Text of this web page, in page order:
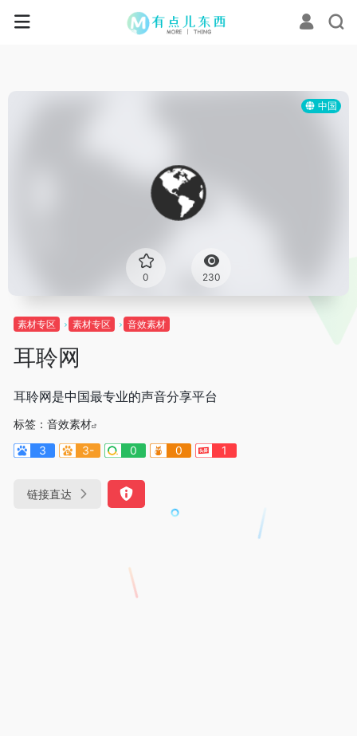
中国
0 230
素材专区 素材专区 音效素材
耳聆网
耳聆网是中国最专业的声音分享平台
标签： 音效素材
3
3- 0 0 1
链接直达